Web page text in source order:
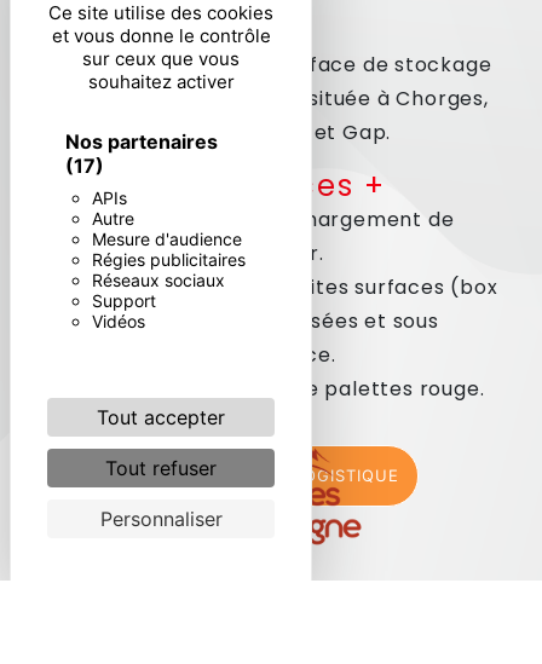
Ce site utilise des cookies
et vous donne le contrôle
sur ceux que vous
souhaitez activer
Nos partenaires
(17)
APIs
Autre
Mesure d'audience
Régies publicitaires
Réseaux sociaux
Support
Vidéos
Tout accepter
Tout refuser
Personnaliser
Nous disposons d’une surface de stockage
et logistique de 5000m2 située à Chorges,
La Batie-Neuve et Gap.
Les services +
· Chargement et déchargement de
container.
· Mise à disposition de petites surfaces (box
de stockage) sécurisées et sous
surveillance.
· Stockage et collecte de palettes rouge.
J'OPTE POUR LA LOGISTIQUE